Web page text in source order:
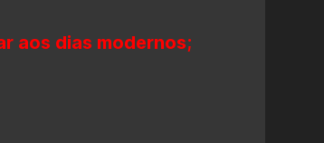
aos dias modernos;